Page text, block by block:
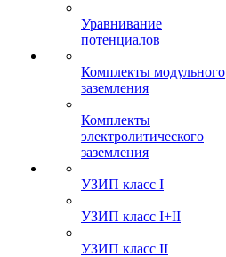
Уравнивание
потенциалов
Комплекты модульного
заземления
Комплекты
электролитического
заземления
УЗИП класс I
УЗИП класс I+II
УЗИП класс II